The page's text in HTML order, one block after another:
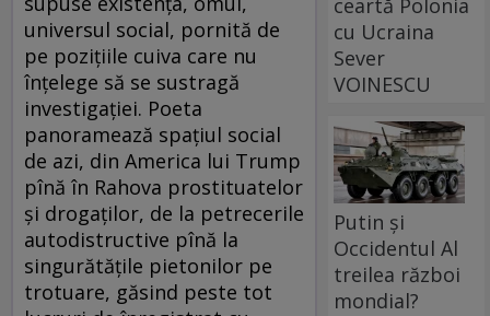
universul social, pornită de
pe pozițiile cuiva care nu
înțelege să se sustragă
investigației. Poeta
panoramează spațiul social
de azi, din America lui Trump
pînă în Rahova prostituatelor
și drogaților, de la petrecerile
autodistructive pînă la
singurătățile pietonilor pe
trotuare, găsind peste tot
ceartă Polonia
cu Ucraina
Sever
VOINESCU
Putin și
Occidentul Al
treilea război
mondial?